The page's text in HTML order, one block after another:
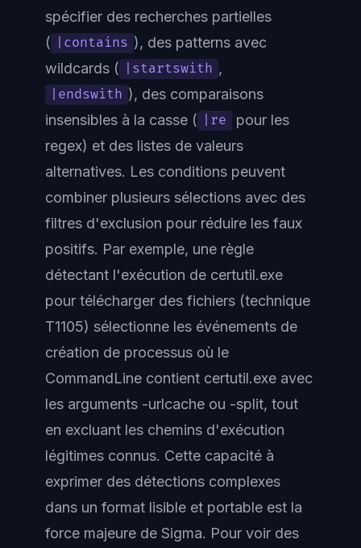
spécifier des recherches partielles
(
|contains ), des patterns avec
wildcards (
|startswith ,
|endswith ), des comparaisons
insensibles à la casse (
|re
pour les
regex) et des listes de valeurs
alternatives. Les conditions peuvent
combiner plusieurs sélections avec des
filtres d'exclusion pour réduire les faux
positifs. Par exemple, une règle
détectant l'exécution de certutil.exe
pour télécharger des fichiers (technique
T1105) sélectionne les événements de
création de processus où le
CommandLine contient certutil.exe avec
les arguments -urlcache ou -split, tout
en excluant les chemins d'exécution
légitimes connus. Cette capacité à
exprimer des détections complexes
dans un format lisible et portable est la
force majeure de Sigma. Pour voir des